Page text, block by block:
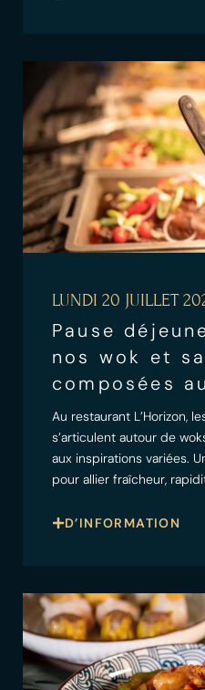
LUNDI 20 JUILLET
Pause
nos wok et
composées
Au restaurant L’Horizon,
s’articulent autour de
aux inspirations variées.
pour allier fraîcheur,
D’INFORMATION